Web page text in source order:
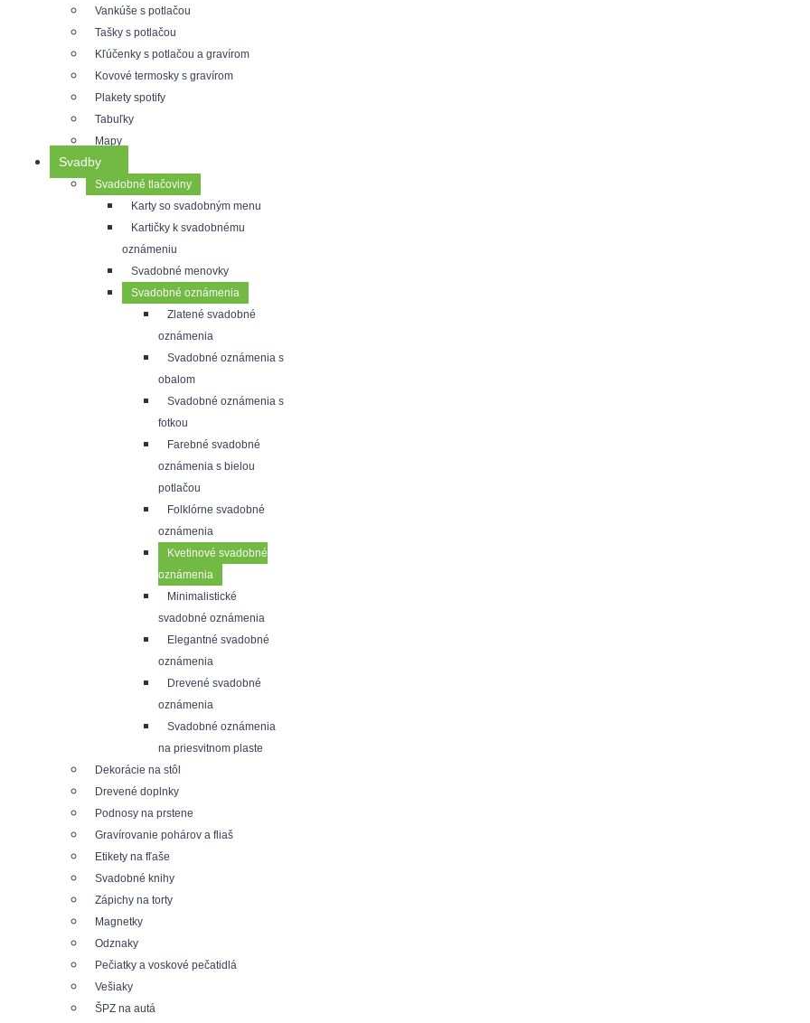
Vankúše s potlačou
Tašky s potlačou
Kľúčenky s potlačou a gravírom
Kovové termosky s gravírom
Plakety spotify
Tabuľky
Mapy
Svadby
Svadobné tlačoviny
Karty so svadobným menu
Kartičky k svadobnému
oznámeniu
Svadobné menovky
Svadobné oznámenia
Zlatené svadobné
oznámenia
Svadobné oznámenia s
obalom
Svadobné oznámenia s
fotkou
Farebné svadobné
oznámenia s bielou
potlačou
Folklórne svadobné
oznámenia
Kvetinové svadobné
oznámenia
Minimalistické
svadobné oznámenia
Elegantné svadobné
oznámenia
Drevené svadobné
oznámenia
Svadobné oznámenia
na priesvitnom plaste
Dekorácie na stôl
Drevené doplnky
Podnosy na prstene
Gravírovanie pohárov a fliaš
Etikety na fľaše
Svadobné knihy
Zápichy na torty
Magnetky
Odznaky
Pečiatky a voskové pečatidlá
Vešiaky
ŠPZ na autá